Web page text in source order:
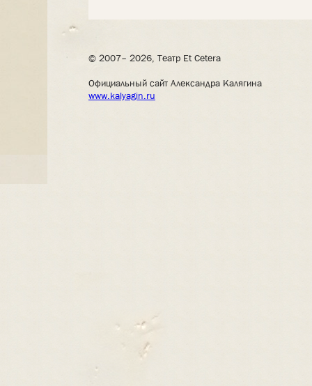
© 2007– 2026, Театр Et Cetera
Официальный сайт Александра Калягина
www.kalyagin.ru